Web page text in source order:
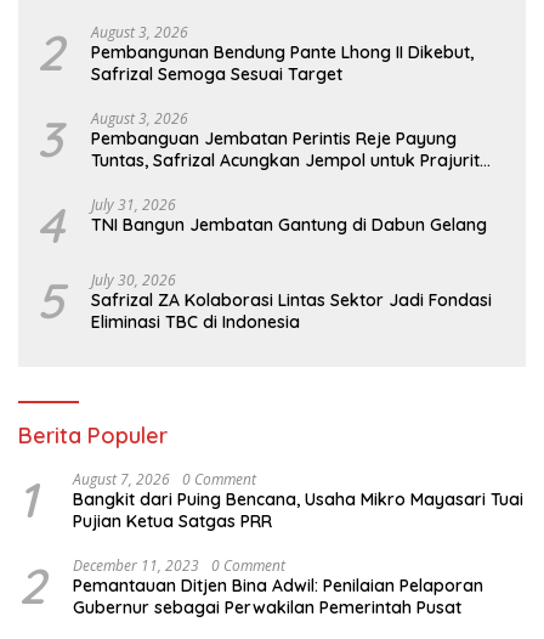
2 August 3, 2026
Pembangunan Bendung Pante Lhong II Dikebut,
Safrizal Semoga Sesuai Target
3 August 3, 2026
Pembanguan Jembatan Perintis Reje Payung
Tuntas, Safrizal Acungkan Jempol untuk Prajurit
4 July 31, 2026
TNI Bangun Jembatan Gantung di Dabun Gelang
5 July 30, 2026
Safrizal ZA Kolaborasi Lintas Sektor Jadi Fondasi
Eliminasi TBC di Indonesia
Berita Populer
1 August 7, 2026 0 Comment
Bangkit dari Puing Bencana, Usaha Mikro Mayasari Tuai
Pujian Ketua Satgas PRR
2 December 11, 2023 0 Comment
Pemantauan Ditjen Bina Adwil: Penilaian Pelaporan
Gubernur sebagai Perwakilan Pemerintah Pusat